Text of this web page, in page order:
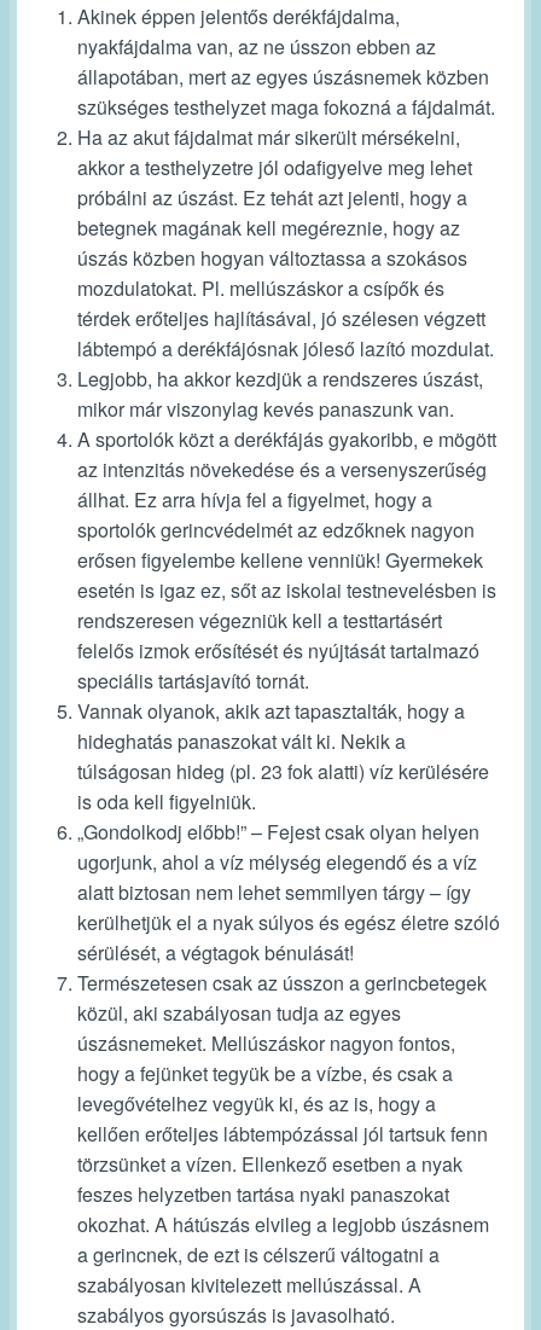
Akinek éppen jelentős derékfájdalma,
nyakfájdalma van, az ne ússzon ebben az
állapotában, mert az egyes úszásnemek közben
szükséges testhelyzet maga fokozná a fájdalmát.
Ha az akut fájdalmat már sikerült mérsékelni,
akkor a testhelyzetre jól odafigyelve meg lehet
próbálni az úszást. Ez tehát azt jelenti, hogy a
betegnek magának kell megéreznie, hogy az
úszás közben hogyan változtassa a szokásos
mozdulatokat. Pl. mellúszáskor a csípők és
térdek erőteljes hajlításával, jó szélesen végzett
lábtempó a derékfájósnak jóleső lazító mozdulat.
Legjobb, ha akkor kezdjük a rendszeres úszást,
mikor már viszonylag kevés panaszunk van.
A sportolók közt a derékfájás gyakoribb, e mögött
az intenzitás növekedése és a versenyszerűség
állhat. Ez arra hívja fel a figyelmet, hogy a
sportolók gerincvédelmét az edzőknek nagyon
erősen figyelembe kellene venniük! Gyermekek
esetén is igaz ez, sőt az iskolai testnevelésben is
rendszeresen végezniük kell a testtartásért
felelős izmok erősítését és nyújtását tartalmazó
speciális tartásjavító tornát.
Vannak olyanok, akik azt tapasztalták, hogy a
hideghatás panaszokat vált ki. Nekik a
túlságosan hideg (pl. 23 fok alatti) víz kerülésére
is oda kell figyelniük.
„Gondolkodj előbb!” – Fejest csak olyan helyen
ugorjunk, ahol a víz mélység elegendő és a víz
alatt biztosan nem lehet semmilyen tárgy – így
kerülhetjük el a nyak súlyos és egész életre szóló
sérülését, a végtagok bénulását!
Természetesen csak az ússzon a gerincbetegek
közül, aki szabályosan tudja az egyes
úszásnemeket. Mellúszáskor nagyon fontos,
hogy a fejünket tegyük be a vízbe, és csak a
levegővételhez vegyük ki, és az is, hogy a
kellően erőteljes lábtempózással jól tartsuk fenn
törzsünket a vízen. Ellenkező esetben a nyak
feszes helyzetben tartása nyaki panaszokat
okozhat. A hátúszás elvileg a legjobb úszásnem
a gerincnek, de ezt is célszerű váltogatni a
szabályosan kivitelezett mellúszással. A
szabályos gyorsúszás is javasolható.